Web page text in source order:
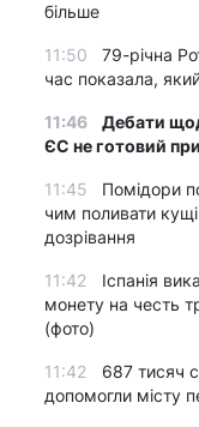
більше
11:50
79-річна
час показала,
11:46
Дебати
ЄС не готовий
11:45
Помідори
чим поливати
дозрівання
11:42
Іспанія
монету на честь
(фото)
11:42
687 тисяч
допомогли місту